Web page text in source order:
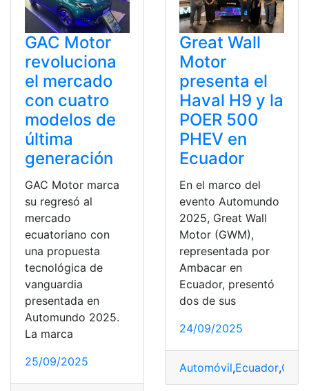
GAC Motor
revoluciona
el mercado
con cuatro
modelos de
última
generación
GAC Motor marca
su regresó al
mercado
ecuatoriano con
una propuesta
tecnológica de
vanguardia
presentada en
Automundo 2025.
La marca
25/09/2025
Great Wall
Motor
presenta el
Haval H9 y la
POER 500
PHEV en
Ecuador
En el marco del
evento Automundo
2025, Great Wall
Motor (GWM),
representada por
Ambacar en
Ecuador, presentó
dos de sus
24/09/2025
Automóvil,Ecuador,